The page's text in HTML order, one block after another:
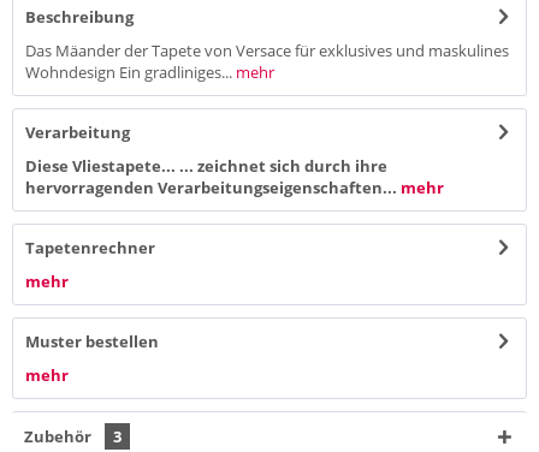
Beschreibung
Das Mäander der Tapete von Versace für exklusives und maskulines
Wohndesign Ein gradliniges... mehr
Verarbeitung
Diese Vliestapete... ... zeichnet sich durch ihre
hervorragenden Verarbeitungseigenschaften... mehr
Tapetenrechner
mehr
Muster bestellen
mehr
Zubehör 3